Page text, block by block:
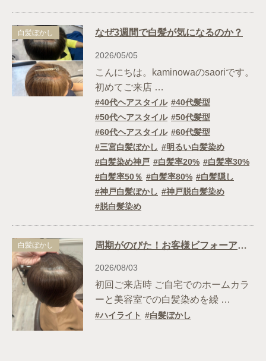
白髪ぼかし なぜ3週間で白髪が気になるのか？
2026/05/05
こんにちは。kaminowaのsaoriです。
初めてご来店 …
40代ヘアスタイル
40代髪型
50代ヘアスタイル
50代髪型
60代ヘアスタイル
60代髪型
三宮白髪ぼかし
明るい白髪染め
白髪染め神戸
白髪率20%
白髪率30%
白髪率50％
白髪率80%
白髪隠し
神戸白髪ぼかし
神戸脱白髪染め
脱白髪染め
白髪ぼかし 周期がのびた！お客様ビフォーアフター♪
2026/08/03
初回ご来店時 ご自宅でのホームカラ
ーと美容室での白髪染めを繰 …
ハイライト 白髪ぼかし